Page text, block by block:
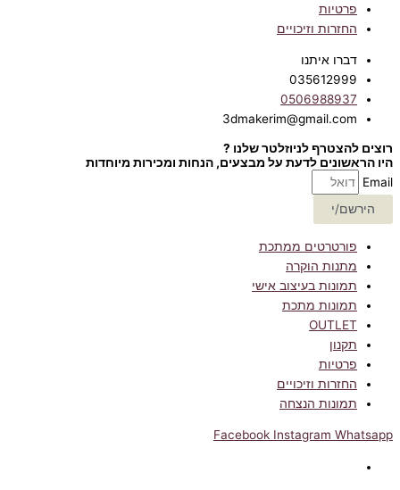
פרטיות
החזרות וזיכויים
דברו איתנו
035612999
0506988937
3dmakerim@gmail.com
רוצים להצטרף לניוזלטר שלנו ?
היו הראשונים לדעת על מבצעים, הנחות ומכירות מיוחדות
Email
הירשם/י
פורטרטים ממתכת
מתנות הוקרה
תמונות בעיצוב אישי
תמונות מתכת
OUTLET
תקנון
פרטיות
החזרות וזיכויים
תמונות הנצחה
Facebook Instagram Whatsapp